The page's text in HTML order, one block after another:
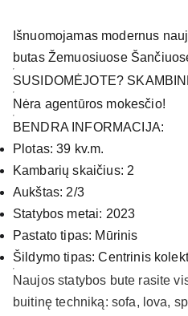
Išnuomojamas modernus
butas Žemuosiuose
SUSIDOMĖJOTE?
Nėra agentūros mokesčio!
BENDRA INFORMACIJA:
Plotas: 39 kv.m.
Kambarių skaičius: 2
Aukštas: 2/3
Statybos metai: 2023
Pastato tipas: Mūrinis
Šildymo tipas: Centrinis
Naujos statybos bute rasite
buitinę techniką: sofa, lova,